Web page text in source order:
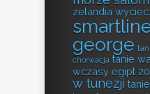
zelandia
george
chorwacja tanie
wczasy egipt
w tunezji